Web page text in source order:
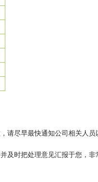
请尽早最快通知公司相关人员
及时把处理意见汇报于您，非